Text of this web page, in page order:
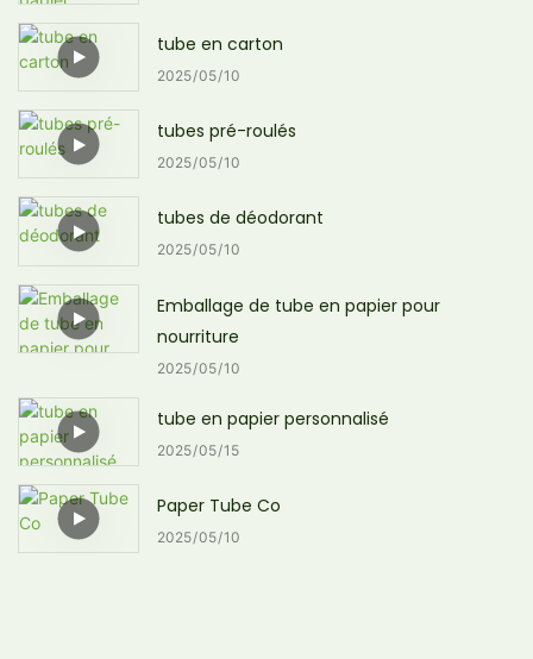
tube en carton
2025 05 10
tubes pré-roulés
2025 05 10
tubes de déodorant
2025 05 10
Emballage de tube en papier pour
nourriture
2025 05 10
tube en papier personnalisé
2025 05 15
Paper Tube Co
2025 05 10